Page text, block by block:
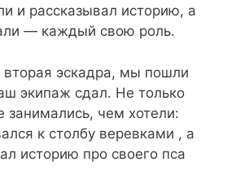
и рассказывал историю, а
— каждый свою роль.
вторая эскадра, мы пошли
экипаж сдал. Не только
занимались, чем хотели:
к столбу веревками , а
историю про своего пса